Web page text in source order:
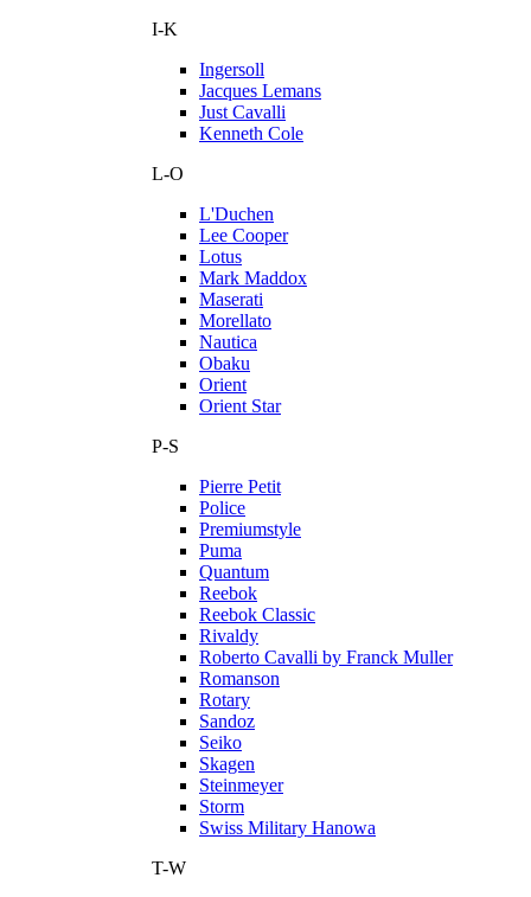
I-K
Ingersoll
Jacques Lemans
Just Cavalli
Kenneth Cole
L-O
L'Duchen
Lee Cooper
Lotus
Mark Maddox
Maserati
Morellato
Nautica
Obaku
Orient
Orient Star
P-S
Pierre Petit
Police
Premiumstyle
Puma
Quantum
Reebok
Reebok Classic
Rivaldy
Roberto Cavalli by Franck Muller
Romanson
Rotary
Sandoz
Seiko
Skagen
Steinmeyer
Storm
Swiss Military Hanowa
T-W